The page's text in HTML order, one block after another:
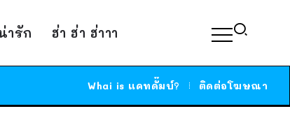
ารัก ฮ่า ฮ่า ฮ่าาา
Whai is แคทดั๊มบ์? ติดต่อโฆษณา